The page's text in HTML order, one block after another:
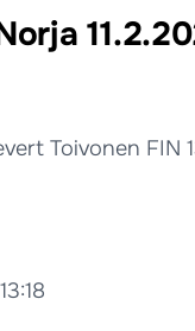
Toivonen FIN